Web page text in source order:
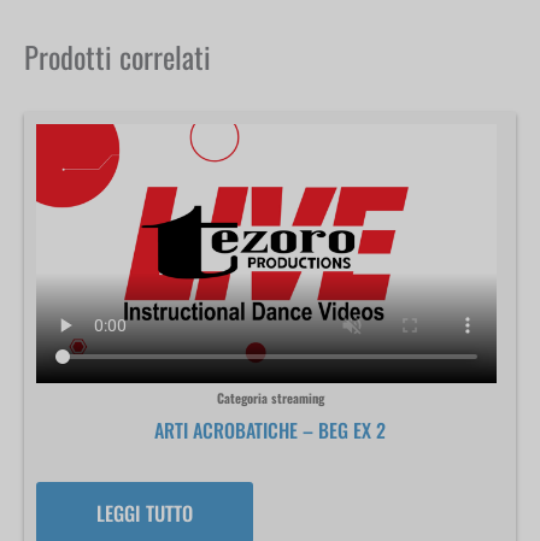
Prodotti correlati
Categoria streaming
ARTI ACROBATICHE – BEG EX 2
LEGGI TUTTO